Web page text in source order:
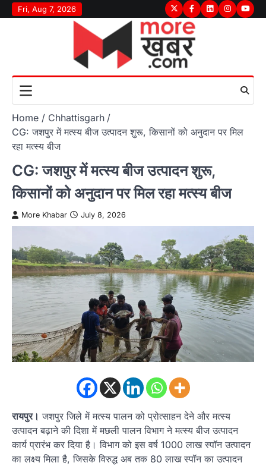
Skip
to
Fri, Aug 7, 2026 TwitterFacebook
LinkedInInstagram
Home
Chhattisgarh
CG: जशपुर में मत्स्य बीज उत्पादन शुरू, किसानों को अनुदान पर मिल
रहा मत्स्य बीज
CG: जशपुर में मत्स्य बीज उत्पादन शुरू,
किसानों को अनुदान पर मिल रहा मत्स्य बीज
More Khabar July 8, 2026
रायपुर। जशपुर जिले में मत्स्य पालन को प्रोत्साहन देने और मत्स्य
उत्पादन बढ़ाने की दिशा में मछली पालन विभाग ने मत्स्य बीज उत्पादन
कार्य प्रारंभ कर दिया है। विभाग को इस वर्ष 1000 लाख स्पॉन उत्पादन
का लक्ष्य मिला है, जिसके विरुद्ध अब तक 80 लाख स्पॉन का उत्पादन